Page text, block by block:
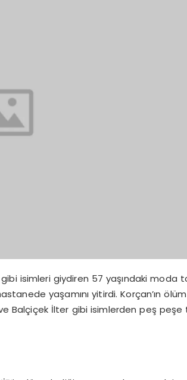
isimleri giydiren 57 yaşındaki moda
yaşamını yitirdi. Korçan’ın ölüm
Balçiçek İlter gibi isimlerden peş peşe